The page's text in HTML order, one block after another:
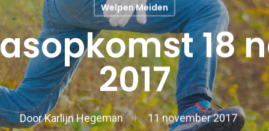
Welpen Meiden
18
2017
DoorKarlijn Hegeman 11 november 2017